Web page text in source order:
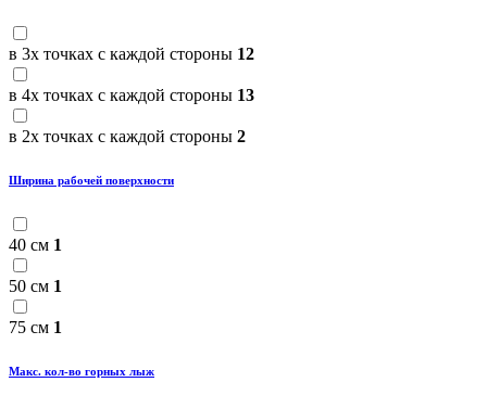
в 3х точках с каждой стороны 12
в 4х точках с каждой стороны 13
в 2х точках с каждой стороны 2
Ширина рабочей поверхности
40 см 1
50 см 1
75 см 1
Макс. кол-во горных лыж